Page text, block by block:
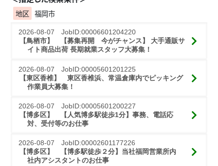
地区 福岡市
2026-08-07 JobID:00006601204220
【鳥栖市】 【募集再開　今がチャンス】 大手通販サ
イト商品出荷 長期就業スタッフ大募集！
2026-08-07 JobID:00005601201225
【東区香椎】 東区香椎浜、常温倉庫内でピッキング
作業員大募集！
2026-08-07 JobID:00005601200227
【博多区】 【人気博多駅徒歩1分】事務、電話応
対、受付等のお仕事
2026-08-07 JobID:00002601177226
【博多区】 【博多駅徒歩２分】当社福岡営業所内
社内アシスタントのお仕事